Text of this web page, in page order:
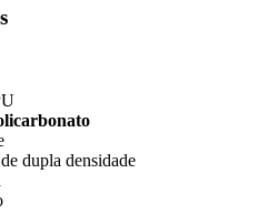
dupla densidade